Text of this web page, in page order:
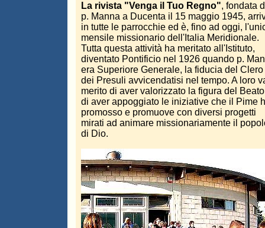
La rivista "Venga il Tuo Regno", fondata
p. Manna a Ducenta il 15 maggio 1945,
in tutte le parrocchie ed è, fino ad oggi,
mensile missionario dell'Italia Meridionale.
Tutta questa attività ha meritato all'Istituto,
diventato Pontificio nel 1926 quando p.
era Superiore Generale, la fiducia del Clero
dei Presuli avvicendatisi nel tempo. A loro
merito di aver valorizzato la figura del
di aver appoggiato le iniziative che il Pime
promosso e promuove con diversi progetti
mirati ad animare missionariamente il
di Dio.